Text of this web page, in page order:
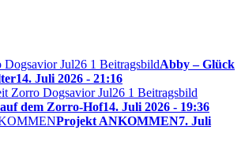
Abby – Glück
14. Juli 2026 - 21:16
dem Zorro-Hof14. Juli 2026 - 19:36
Projekt ANKOMMEN7. Juli